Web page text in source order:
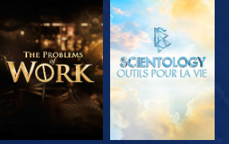
DÉCOUVRIR LES
SÉRIES
DÉCOUVRIR LES
SÉRIES